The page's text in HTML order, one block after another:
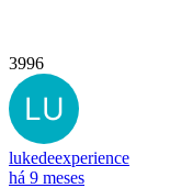
3996
lukedeexperience
há 9 meses